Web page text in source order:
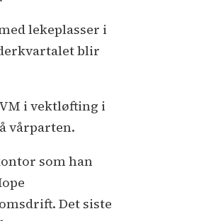
lekeplasser i
blir
i vektløfting i
vårparten.
som han
Det siste